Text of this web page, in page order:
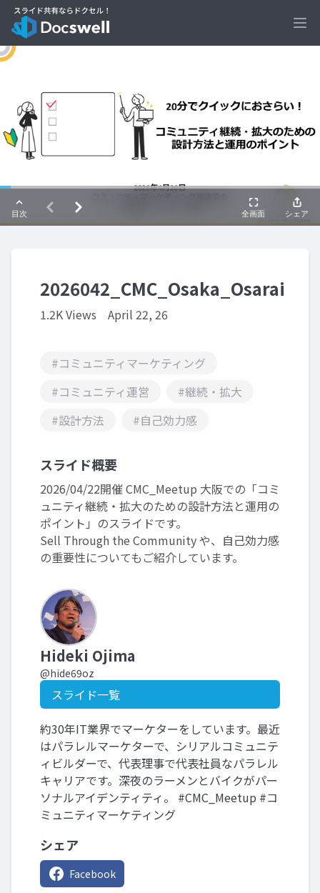
2026042_CMC_Osaka_Osarai
1.2K Views April 22, 26
#コミュニティマーケティング
#コミュニティ運営
#継続・拡大
#設計方法
#自己効力感
スライド概要
2026/04/22開催 CMC_Meetup 大阪での「コミ
ュニティ継続・拡大のための設計方法と運用の
ポイント」のスライドです。
Sell Through the Community や、自己効力感
の重要性についてもご紹介しています。
Hideki Ojima
@hide69oz
スライド一覧
約30年IT業界でマーケターをしています。最近
はパラレルマーケターで、シリアルコミュニテ
ィビルダーで、代表理事で代表社員なパラレル
キャリアです。深夜のラーメンとバイクがパー
ソナルアイデンティティ。 #CMC_Meetup #コ
ミュニティマーケティング
シェア
Facebook